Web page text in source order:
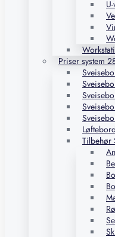
Priser system
Tilbehør